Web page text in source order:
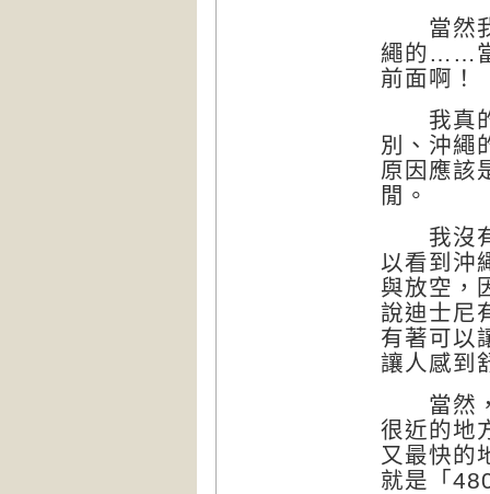
當然我
繩的……
前面啊！
我真的
別、沖繩
原因應該
閒。
我沒有
以看到沖
與放空，
說迪士尼
有著可以
讓人感到
當然，
很近的地
又最快的
就是「